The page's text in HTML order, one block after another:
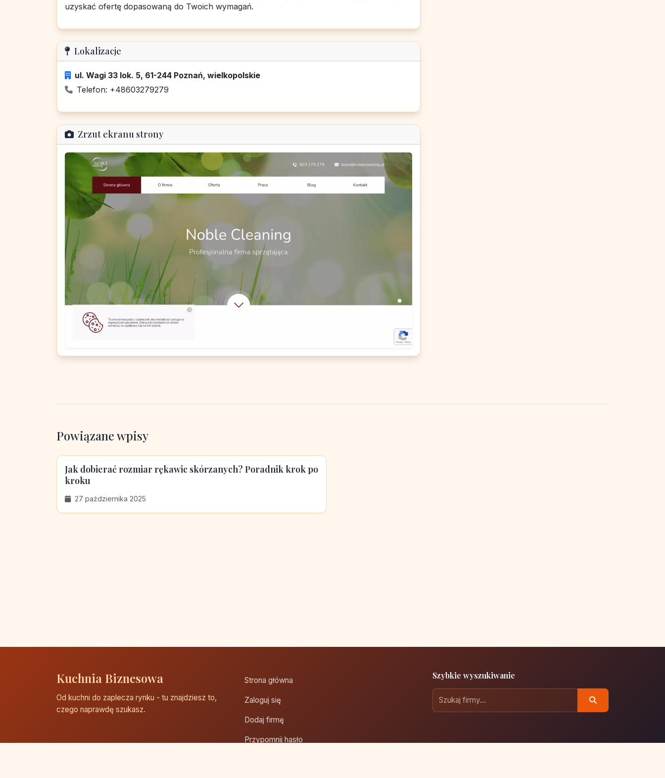
uzyskać ofertę dopasowaną do Twoich wymagań.
Lokalizacje
ul. Wagi 33 lok. 5, 61-244 Poznań, wielkopolskie
Telefon: +48603279279
Zrzut ekranu strony
Powiązane wpisy
Jak dobierać rozmiar rękawic skórzanych? Poradnik krok po
kroku
27 października 2025
Kuchnia Biznesowa
Od kuchni do zaplecza rynku - tu znajdziesz to,
czego naprawdę szukasz.
Strona główna
Zaloguj się
Dodaj firmę
Przypomnij hasło
Szybkie wyszukiwanie